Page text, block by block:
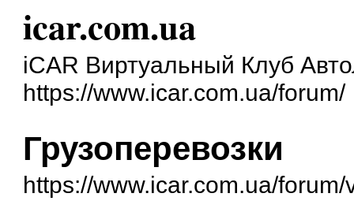
icar.com.ua
iCAR Виртуальный Клуб
https://www.icar.com.ua/forum/
Грузоперевозки
https://www.icar.com.ua/